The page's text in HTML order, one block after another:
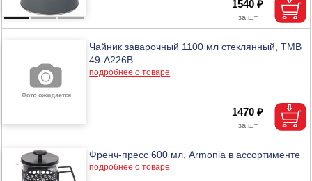
1540 ₽
Чайник заварочный 1100 мл стеклянный, ТМВ
49-A226B
подробнее о товаре
1470 ₽
Френч-пресс 600 мл, Armonia в ассортименте
подробнее о товаре